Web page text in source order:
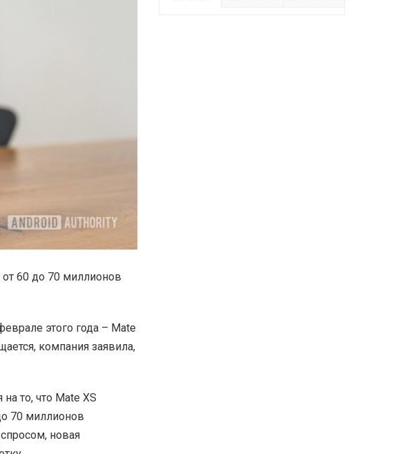
от 60 до 70 миллионов
этого года – Mate
компания заявила,
то, что Mate XS
70 миллионов
новая